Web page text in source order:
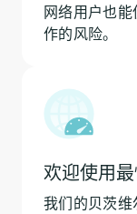
网络用户也
作的风险。
欢迎使用
我们的贝茨